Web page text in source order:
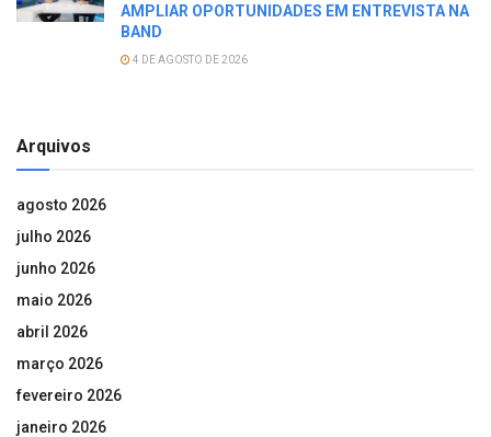
AMPLIAR OPORTUNIDADES EM ENTREVISTA NA
BAND
4 DE AGOSTO DE 2026
Arquivos
agosto 2026
julho 2026
junho 2026
maio 2026
abril 2026
março 2026
fevereiro 2026
janeiro 2026